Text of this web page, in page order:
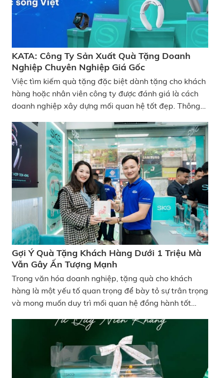
vẫn phù hợp cho ngân sách quà tặng khách hàng
dưới 2 triệu? Những bí kíp và gợi ý mà KATA
Technology mang đến ở bài viết hôm nay tin chắc sẽ
giúp bạn cùng doanh nghiệp của mình chọn được món
quà ưng ý nhất!
KATA: Công Ty Sản Xuất Quà Tặng Doanh
Nghiệp Chuyên Nghiệp Giá Gốc
Việc tìm kiếm quà tặng đặc biệt dành tặng cho khách
hàng hoặc nhân viên công ty được đánh giá là cách
doanh nghiệp xây dựng mối quan hệ tốt đẹp. Thông
lượng giữa các món quà, doanh nghiệp, tổ chức sẽ lựa
chọn công ty sản xuất quà tặng doanh nghiệp chuyên
nghiệp trên cả nước. Nắm bắt được xu hướng đó,
KATA Technology tự tin là công ty cung cấp quà tặng
doanh nghiệp với đa dạng các sản phẩm được thiết
kế riêng theo nhu cầu khách hàng. Vậy dịch vụ quà
tặng của KATA Technology có gì hấp dẫn? Hãy cùng
tìm hiểu trong bài viết dưới đây.
Gợi Ý Quà Tặng Khách Hàng Dưới 1 Triệu Mà
Vẫn Gây Ấn Tượng Mạnh
Trong văn hóa doanh nghiệp, tặng quà cho khách
hàng là một yếu tố quan trọng để bày tỏ sự trân trọng
và mong muốn duy trì mối quan hệ đồng hành tốt
ngân sách thoải mái để chọn những món quà đắt đỏ.
Vì lẽ đó, “quà tặng khách hàng dưới 1 triệu” đã trở
thành từ khóa lọt top tìm kiếm vào mỗi dịp lễ đặc